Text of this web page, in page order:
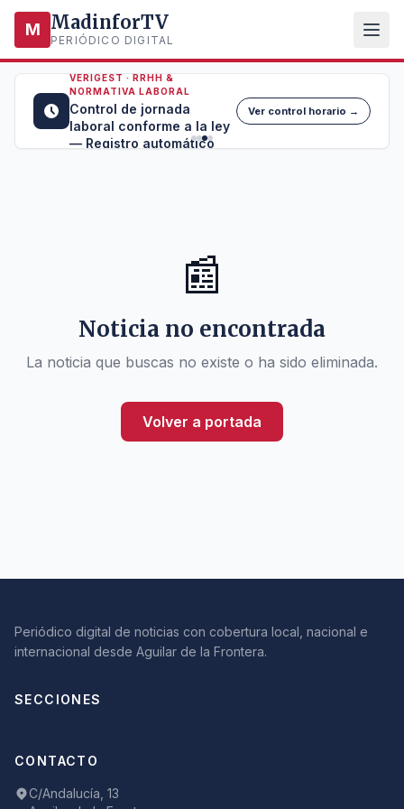
M MadinforTV
PERIÓDICO DIGITAL
VERIGEST · RRHH &
NORMATIVA LABORAL
Control de jornada
laboral conforme a la ley
— Registro automático
Ver control horario →
📰
Noticia no encontrada
La noticia que buscas no existe o ha sido eliminada.
Volver a portada
Periódico digital de noticias con cobertura local, nacional e
internacional desde Aguilar de la Frontera.
SECCIONES
CONTACTO
C/Andalucía, 13